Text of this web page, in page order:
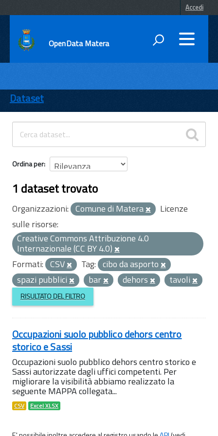
Accedi
OpenData Matera
ENTI
TEMI
INFORMAZIONI
Dataset
Ordina per
1 dataset trovato
Organizzazioni: Comune di Matera
Licenze
sulle risorse:
Creative Commons Attribuzione 4.0
Internazionale (CC BY 4.0)
Formati: CSV Tag: cibo da asporto
spazi pubblici
bar dehors tavoli
RISULTATO DEL FILTRO
Occupazioni suolo pubblico dehors centro
storico e Sassi
Occupazioni suolo pubblico dehors centro storico e
Sassi autorizzate dagli uffici competenti. Per
migliorare la visibilità abbiamo realizzato la
seguente MAPPA collegata...
CSV Excel XLSX